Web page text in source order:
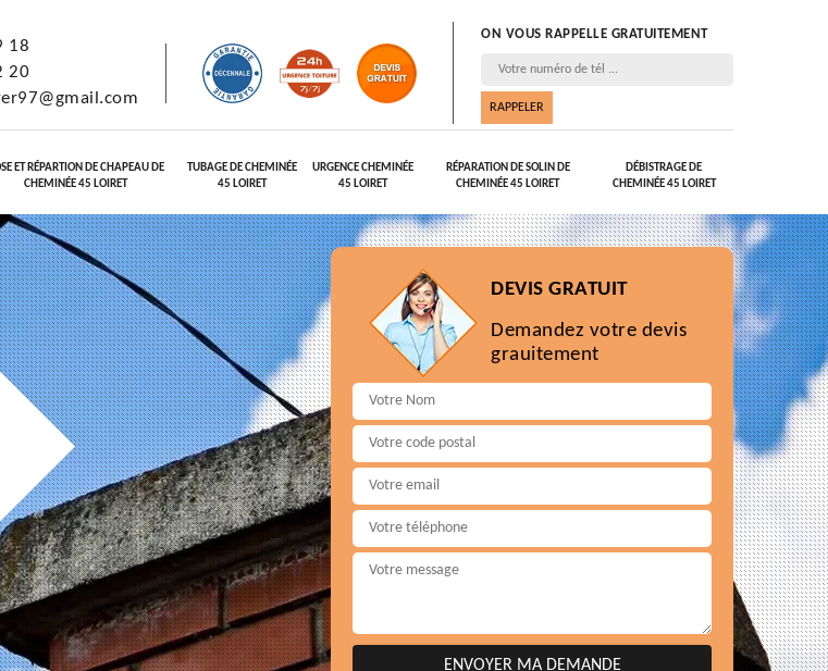
18
20
ON VOUS RAPPELLE GRATUITEMENT
ET RÉPARTION DE CHAPEAU DE
CHEMINÉE 45 LOIRET
TUBAGE DE CHEMINÉE
45 LOIRET
URGENCE CHEMINÉE
45 LOIRET
RÉPARATION DE SOLIN DE
CHEMINÉE 45 LOIRET
DÉBISTRAGE DE
CHEMINÉE 45 LOIRET
DEVIS GRATUIT
Demandez votre devis
grauitement